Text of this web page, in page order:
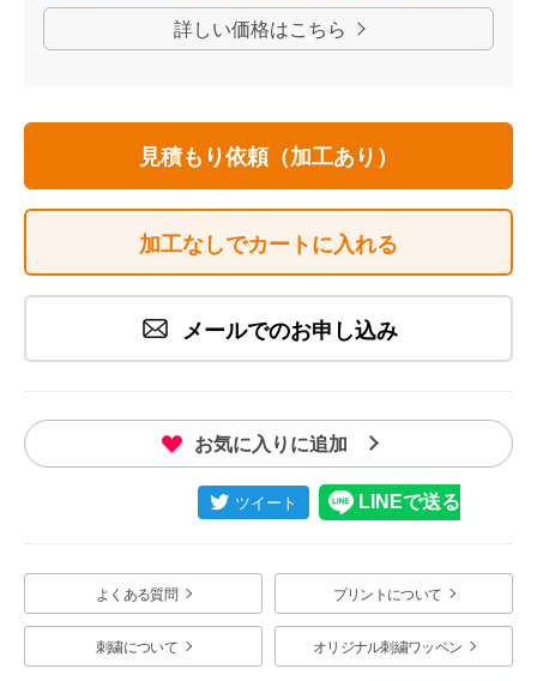
詳しい価格はこちら
見積もり依頼（加工あり）
加工なしでカートに入れる
メールでのお申し込み
お気に入りに追加
よくある質問 プリントについて
刺繍について オリジナル刺繍ワッペン